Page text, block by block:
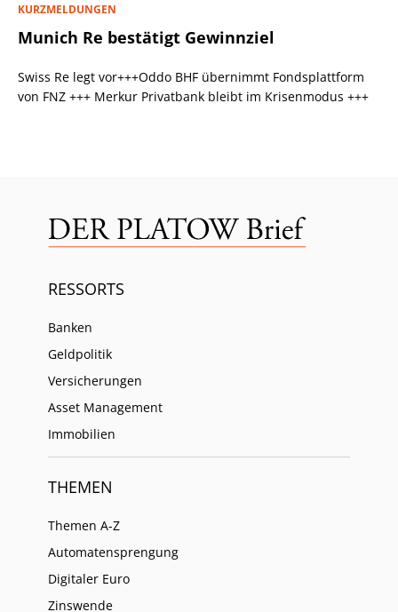
KURZMELDUNGEN
Munich Re bestätigt Gewinnziel
Swiss Re legt vor+++Oddo BHF übernimmt Fondsplattform
von FNZ +++ Merkur Privatbank bleibt im Krisenmodus +++
RESSORTS
Banken
Geldpolitik
Versicherungen
Asset Management
Immobilien
THEMEN
Themen A-Z
Automatensprengung
Digitaler Euro
Zinswende